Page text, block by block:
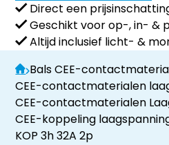
Direct een
Geschikt voor op-, in- &
Altijd inclusief licht- &
Bals CEE-
CEE-contactmaterialen
CEE-contactmaterialen
CEE-koppeling
KOP 3h 32A 2p